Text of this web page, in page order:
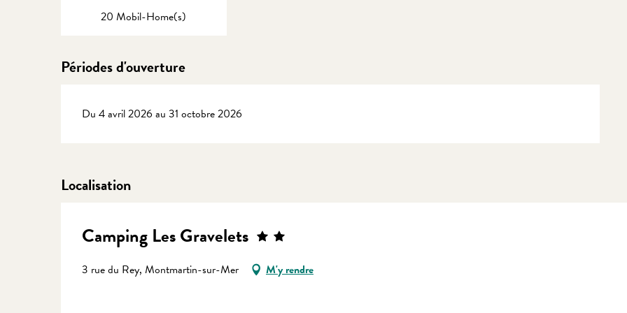
20 Mobil-Home(s)
Périodes d'ouverture
Du 4 avril 2026 au 31 octobre 2026
Localisation
Camping Les Gravelets
3 rue du Rey, Montmartin-sur-Mer
M'y rendre